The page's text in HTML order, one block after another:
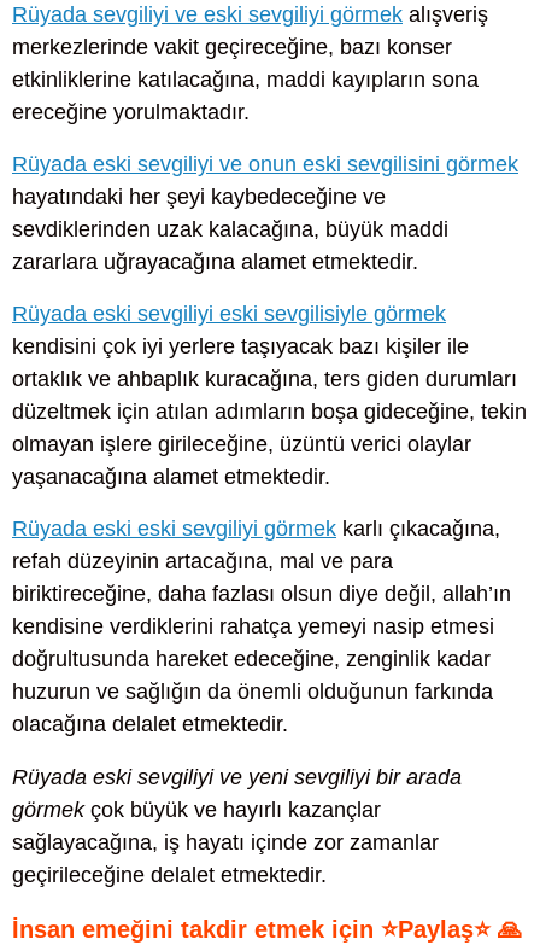
Rüyada sevgiliyi ve eski sevgiliyi görmek alışveriş
merkezlerinde vakit geçireceğine, bazı konser
etkinliklerine katılacağına, maddi kayıpların sona
ereceğine yorulmaktadır.
Rüyada eski sevgiliyi ve onun eski sevgilisini görmek
hayatındaki her şeyi kaybedeceğine ve
sevdiklerinden uzak kalacağına, büyük maddi
zararlara uğrayacağına alamet etmektedir.
Rüyada eski sevgiliyi eski sevgilisiyle görmek
kendisini çok iyi yerlere taşıyacak bazı kişiler ile
ortaklık ve ahbaplık kuracağına, ters giden durumları
düzeltmek için atılan adımların boşa gideceğine, tekin
olmayan işlere girileceğine, üzüntü verici olaylar
yaşanacağına alamet etmektedir.
Rüyada eski eski sevgiliyi görmek karlı çıkacağına,
refah düzeyinin artacağına, mal ve para
biriktireceğine, daha fazlası olsun diye değil, allah’ın
kendisine verdiklerini rahatça yemeyi nasip etmesi
doğrultusunda hareket edeceğine, zenginlik kadar
huzurun ve sağlığın da önemli olduğunun farkında
olacağına delalet etmektedir.
Rüyada eski sevgiliyi ve yeni sevgiliyi bir arada
görmekçok büyük ve hayırlı kazançlar
sağlayacağına, iş hayatı içinde zor zamanlar
geçirileceğine delalet etmektedir.
İnsan emeğini takdir etmek için ⭐Paylaş⭐ 🙏